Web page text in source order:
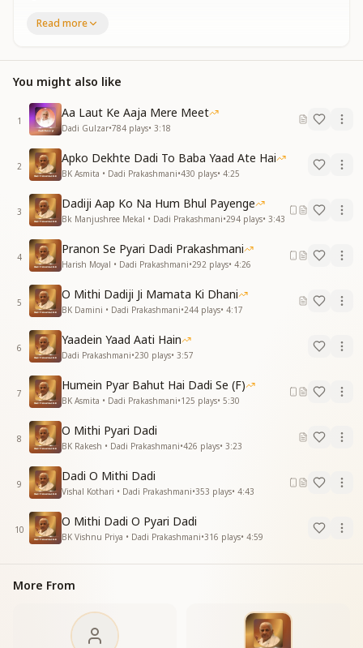
O Dadi, our sweet mother.
ओ हंस के सुनाएं, ओ हंस के सुनाएं,
ओ हंस के सुनाएं बाबा की मुरली।
ओ खुशबू पिलाती, भरती है झोली।
O swan-like soul, you narrate Baba’s Murli.
You fill our lives with the fragrance of wisdom and
love.
जिनके आभास से, खिले मन की क्यारी।
ओ दादी हमारी, मीठी माँ हमारी।
Your presence blossoms the garden of our hearts.
O Dadi, our sweet mother.
मधुबन की बहार है, आनंद की खबर है।
मुस्कानों से बातें, खुशियाँ अपार हैं।
You are the beauty of Madhuban, a messenger of joy.
With your smiles, you spread boundless happiness.
उनकी महिमा जग में है न्यारी।
ओ दादी हमारी, मीठी माँ हमारी।
Your glory is unique in the entire world.
O Dadi, our sweet mother.
ओ बातें निराली, ओ बातें निराली,
ओ बातें निराली, बड़ी दिलवाली।
हर दिन लागे जैसे दिवाली।
Your words are extraordinary, your heart is immense.
गुणों की भंडारी, है सबसे ही न्यारी।
A treasure house of virtues, the most unique of all.
Read more
You might also like
1
Aa Laut Ke Aaja Mere Meet
Dadi Gulzar•784 plays• 3:18
2
Apko Dekhte Dadi To Baba Yaad Ate Hai
BK Asmita • Dadi Prakashmani•430 plays• 4:25
3
Dadiji Aap Ko Na Hum Bhul Payenge
Bk Manjushree Mekal • Dadi Prakashmani•294 plays• 3:43
4
Pranon Se Pyari Dadi Prakashmani
Harish Moyal • Dadi Prakashmani•292 plays• 4:26
5
O Mithi Dadiji Ji Mamata Ki Dhani
BK Damini • Dadi Prakashmani•244 plays• 4:17
6
Yaadein Yaad Aati Hain
Dadi Prakashmani•230 plays• 3:57
7
Humein Pyar Bahut Hai Dadi Se (F)
BK Asmita • Dadi Prakashmani•125 plays• 5:30
8
O Mithi Pyari Dadi
BK Rakesh • Dadi Prakashmani•426 plays• 3:23
9
Dadi O Mithi Dadi
Vishal Kothari • Dadi Prakashmani•353 plays• 4:43
10
O Mithi Dadi O Pyari Dadi
BK Vishnu Priya • Dadi Prakashmani•316 plays• 4:59
More From